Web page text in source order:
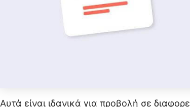
Αυτά είναι ιδανικά για προβολή σε